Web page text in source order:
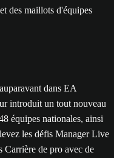
dans EA
introduit un tout nouveau
équipes nationales, ainsi
les défis Manager Live
Carrière de pro avec de